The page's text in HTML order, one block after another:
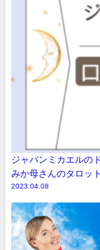
ジャパンミカエルの
みか母さんのタロッ
2023.04.08